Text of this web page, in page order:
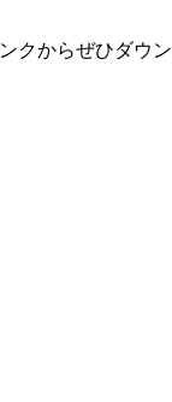
クからぜひダウン